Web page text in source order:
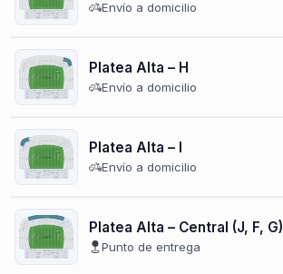
Envío a domicilio
Platea Alta – H
Envío a domicilio
Platea Alta – I
Envío a domicilio
Platea Alta – Central (J, F, G)
Punto de entrega